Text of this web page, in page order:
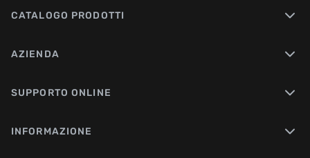
CATALOGO PRODOTTI
AZIENDA
SUPPORTO ONLINE
INFORMAZIONE